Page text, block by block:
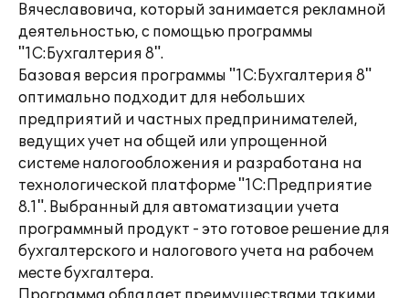
Вячеславовича, который занимается рекламной
деятельностью, с помощью программы
"1С:Бухгалтерия 8".
Базовая версия программы "1С:Бухгалтерия 8"
оптимально подходит для небольших
предприятий и частных предпринимателей,
ведущих учет на общей или упрощенной
системе налогообложения и разработана на
технологической платформе "1С:Предприятие
8.1". Выбранный для автоматизации учета
программный продукт - это готовое решение для
бухгалтерского и налогового учета на рабочем
месте бухгалтера.